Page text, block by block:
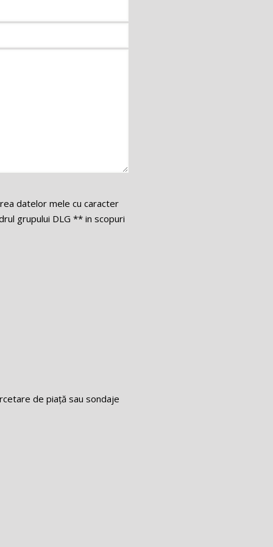
datelor mele cu caracter
grupului DLG ** in scopuri
de piață sau sondaje